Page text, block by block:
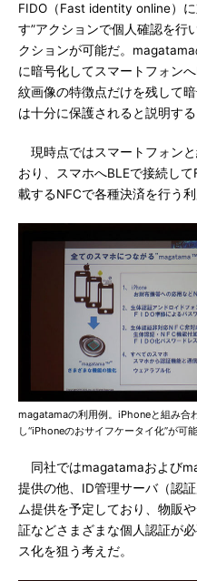
FIDO（Fast identity online）
す”アクションで個人確認を行
クションが可能だ。
に暗号化してスマートフォン
紋画像の特徴点だけを残して
は十分に保護されると説明する
現時点ではスマートフォン
おり、スマホへBLEで接続し
載するNFCで各種決済を行う
magatamaの利用例。iPhoneと組み合
し“iPhoneのおサイフケータイ化”が可
同社ではmagatamaおよび
提供の他、ID管理サーバ（認
ム提供を予定しており、物販
証などさまざまな個人認証が
ス化を狙う考えだ。